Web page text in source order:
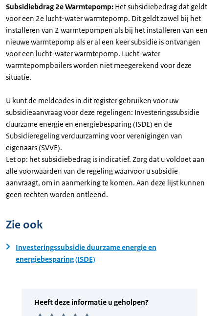
Subsidiebdrag 2e Warmtepomp: Het subsidiebedrag dat geldt
voor een 2e lucht-water warmtepomp. Dit geldt zowel bij het
installeren van 2 warmtepompen als bij het installeren van een
nieuwe warmtepomp als er al een keer subsidie is ontvangen
voor een lucht-water warmtepomp. Lucht-water
warmtepompboilers worden niet meegerekend voor deze
situatie.
U kunt de meldcodes in dit register gebruiken voor uw
subsidieaanvraag voor deze regelingen: Investeringssubsidie
duurzame energie en energiebesparing (ISDE) en de
Subsidieregeling verduurzaming voor verenigingen van
eigenaars (SVVE).
Let op: het subsidiebedrag is indicatief. Zorg dat u voldoet aan
alle voorwaarden van de regeling waarvoor u subsidie
aanvraagt, om in aanmerking te komen. Aan deze lijst kunnen
geen rechten worden ontleend.
Zie ook
Investeringssubsidie duurzame energie en
energiebesparing (ISDE)